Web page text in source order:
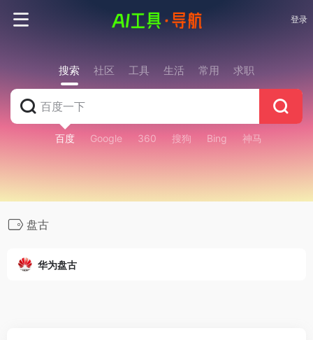
登录
搜索 社区 工具 生活 常用 求职
百度 Google 360 搜狗 Bing 神马
盘古
华为盘古